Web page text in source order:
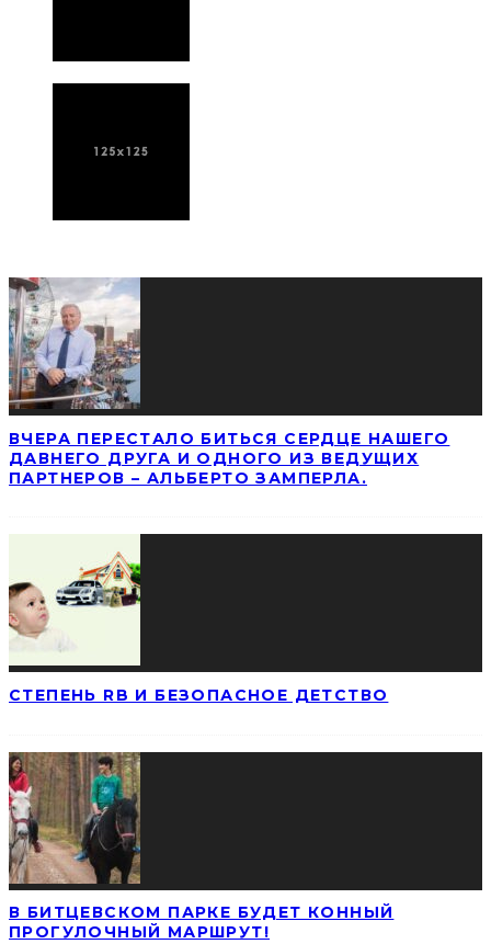
ВЧЕРА ПЕРЕСТАЛО БИТЬСЯ СЕРДЦЕ НАШЕГО
ДАВНЕГО ДРУГА И ОДНОГО ИЗ ВЕДУЩИХ
ПАРТНЕРОВ – АЛЬБЕРТО ЗАМПЕРЛА.
СТЕПЕНЬ RB И БЕЗОПАСНОЕ ДЕТСТВО
В БИТЦЕВСКОМ ПАРКЕ БУДЕТ КОННЫЙ
ПРОГУЛОЧНЫЙ МАРШРУТ!